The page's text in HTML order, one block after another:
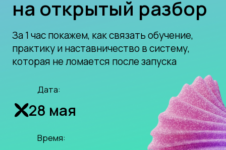
Нажимая на кнопку, я соглашаюсь на обработку
персональных данных
и принимаю условия
Согласиедля получения рекламной рассылки
от ООО «КорпСкилз»